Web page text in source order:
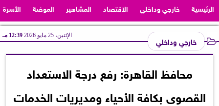
الرئيسية خارجي وداخلي الاقتصاد المشاهير الموضة الأسرة
خارجي وداخلي الإثنين، 25 مايو 2026 12:39 مـ
محافظ القاهرة: رفع درجة الاستعداد
القصوى بكافة الأحياء ومديريات الخدمات